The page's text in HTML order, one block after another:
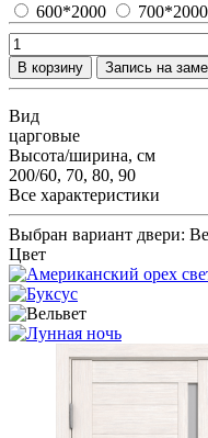
600*2000
700*2000
В корзину Запись на
Вид
царговые
Высота/ширина, см
200/60, 70, 80, 90
Все характеристики
Выбран вариант двери:
Цвет